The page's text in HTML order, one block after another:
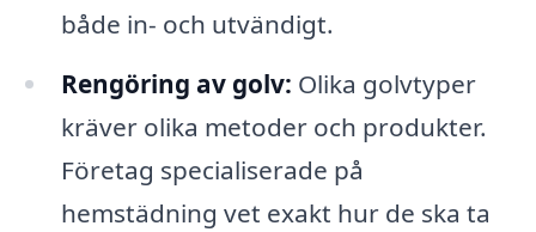
både in- och utvändigt.
Rengöring av golv: Olika golvtyper
kräver olika metoder och produkter.
Företag specialiserade på
hemstädning vet exakt hur de ska ta